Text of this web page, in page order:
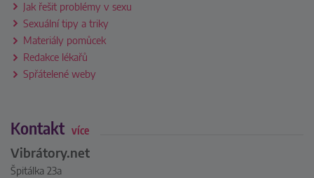
Jak řešit problémy v sexu
Sexuální tipy a triky
Materiály pomůcek
Redakce lékařů
Spřátelené weby
Kontakt více
Vibrátory.net
Špitálka 23a